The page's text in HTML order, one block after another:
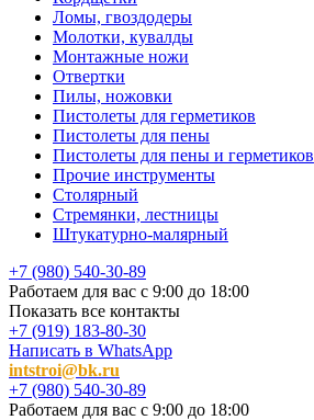
Ломы, гвоздодеры
Молотки, кувалды
Монтажные ножи
Отвертки
Пилы, ножовки
Пистолеты для герметиков
Пистолеты для пены
Пистолеты для пены и герметиков
Прочие инструменты
Столярный
Стремянки, лестницы
Штукатурно-малярный
+7 (980) 540-30-89
Работаем для вас с 9:00 до 18:00
Показать все контакты
+7 (919) 183-80-30
Написать в WhatsApp
intstroi@bk.ru
+7 (980) 540-30-89
Работаем для вас с 9:00 до 18:00